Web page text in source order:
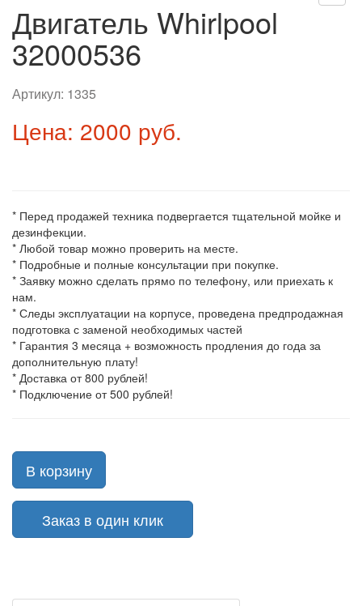
Двигатель Whirlpool
32000536
Артикул: 1335
Цена: 2000 руб.
* Перед продажей техника подвергается тщательной мойке и
дезинфекции.
* Любой товар можно проверить на месте.
* Подробные и полные консультации при покупке.
* Заявку можно сделать прямо по телефону, или приехать к
нам.
* Следы эксплуатации на корпусе, проведена предпродажная
подготовка с заменой необходимых частей
* Гарантия 3 месяца + возможность продления до года за
дополнительную плату!
* Доставка от 800 рублей!
* Подключение от 500 рублей!
В корзину
Заказ в один клик